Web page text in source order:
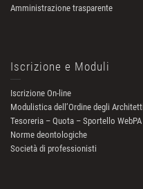
Amministrazione trasparente
Iscrizione e Moduli
Iscrizione On-line
Modulistica dell’Ordine degli
Tesoreria – Quota – Sportello WebPA
Norme deontologiche
Società di professionisti